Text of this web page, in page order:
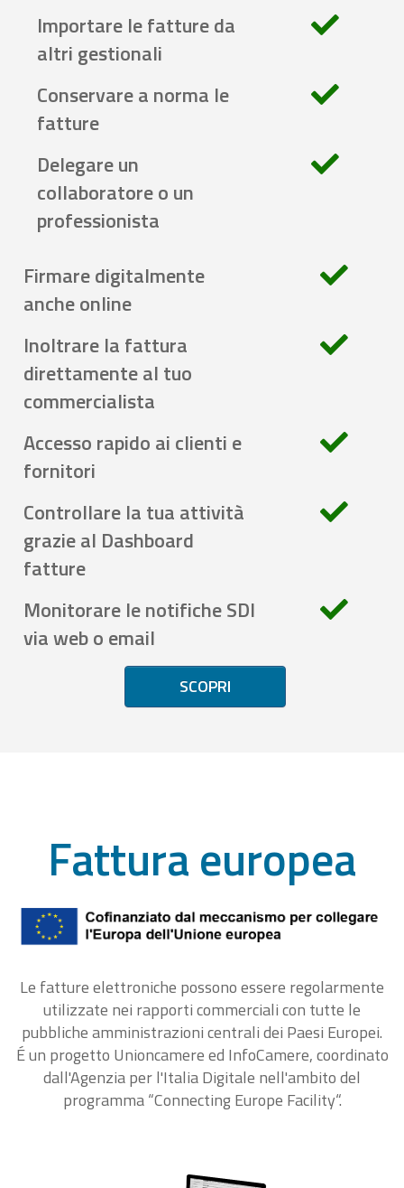
Importare le fatture da
altri gestionali
Conservare a norma le
fatture
Delegare un
collaboratore o un
professionista
Firmare digitalmente
anche online
Inoltrare la fattura
direttamente al tuo
commercialista
Accesso rapido ai clienti e
fornitori
Controllare la tua attività
grazie al Dashboard
fatture
Monitorare le notifiche SDI
via web o email
SCOPRI
Fattura europea
Le fatture elettroniche possono essere regolarmente
utilizzate nei rapporti commerciali con tutte le
pubbliche amministrazioni centrali dei Paesi Europei.
É un progetto Unioncamere ed InfoCamere, coordinato
dall'Agenzia per l'Italia Digitale nell'ambito del
programma “Connecting Europe Facility“.